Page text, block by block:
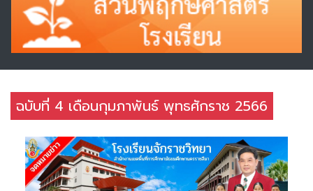
ฉบับที่ 4 เดือนกุมภาพันธ์ พุทธศักราช 2566